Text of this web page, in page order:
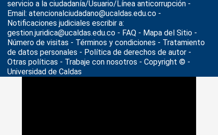
servicio a la ciudadanía/Usuario/Línea anticorrupción -
Email: atencionalciudadano@ucaldas.edu.co -
Notificaciones judiciales escribir a:
gestion.juridica@ucaldas.edu.co - FAQ - Mapa del Sitio -
Número de visitas - Términos y condiciones - Tratamiento
de datos personales - Política de derechos de autor -
Otras políticas - Trabaje con nosotros - Copyright © -
Universidad de Caldas